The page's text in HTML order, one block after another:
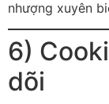
nhượng xuyên
6)
dõi